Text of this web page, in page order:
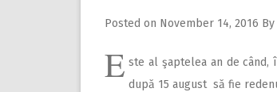
Posted on November 14, 2016 By
E ste al şaptelea an de când,
după 15 august să fie